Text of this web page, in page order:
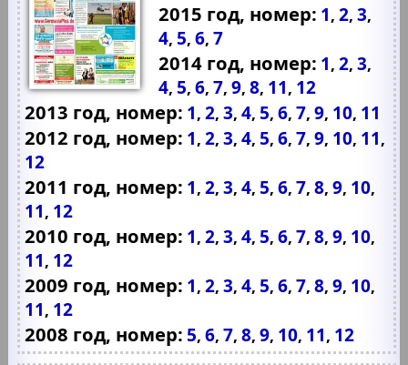
2015 год, номер: 1,2,3,
4, 5,6,7
2014 год, номер: 1,2,3,
4, 5,6,7,9,8, 11, 12
2013 год, номер: 1,2,3,4, 5,6,7,9, 10, 11
2012 год, номер: 1,2,3,4, 5,6,7,9, 10, 11,
12
2011 год, номер: 1,2,3,4, 5,6,7,8,9, 10,
11, 12
2010 год, номер: 1,2,3,4, 5,6,7,8,9, 10,
11, 12
2009 год, номер: 1,2,3,4, 5,6,7,8,9, 10,
11, 12
2008 год, номер: 5,6,7,8,9, 10, 11, 12